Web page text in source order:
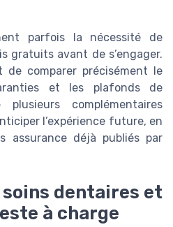
parfois la nécessité de
gratuits avant de s’engager.
de comparer précisément le
et les plafonds de
plusieurs complémentaires
l’expérience future, en
assurance déjà publiés par
dentaires et
à charge